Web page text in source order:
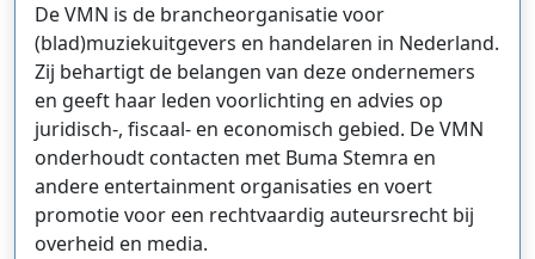
De VMN is de brancheorganisatie voor
(blad)muziekuitgevers en handelaren in Nederland.
Zij behartigt de belangen van deze ondernemers
en geeft haar leden voorlichting en advies op
juridisch-, fiscaal- en economisch gebied. De VMN
onderhoudt contacten met Buma Stemra en
andere entertainment organisaties en voert
promotie voor een rechtvaardig auteursrecht bij
overheid en media.